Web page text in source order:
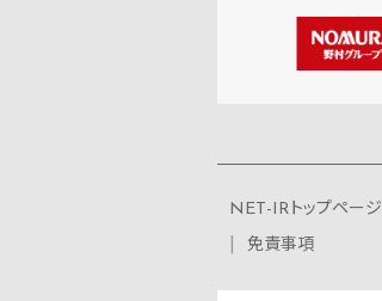
NET-IRトップページ
免責事項